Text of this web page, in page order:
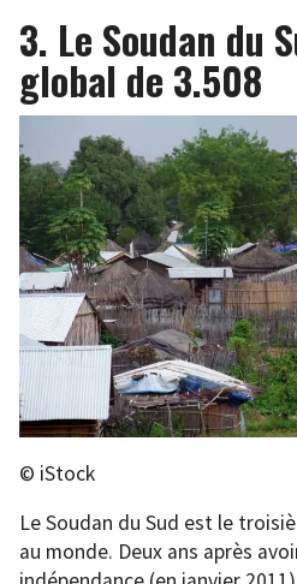
3. Le Soudan du
global de 3.508
© iStock
Le Soudan du Sud est le
au monde. Deux ans après